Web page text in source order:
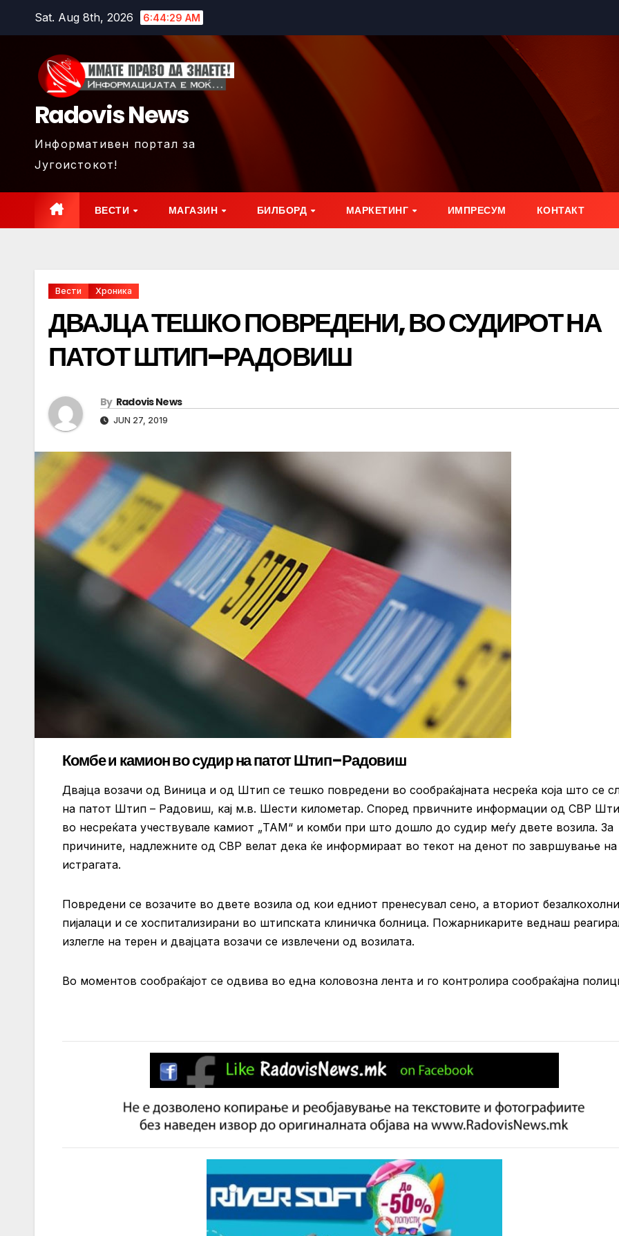
Sat. Aug 8th, 2026 6:44:31 AM
Radovis News
Информативен портал за
Југоистокот!
ВЕСТИ МАГАЗИН БИЛБОРД МАРКЕТИНГ ИМПРЕСУМ КОНТАКТ
Вести Хроника
ДВАЈЦА ТЕШКО ПОВРЕДЕНИ, ВО СУДИРОТ НА
ПАТОТ ШТИП–РАДОВИШ
By Radovis News
JUN 27, 2019
Комбе и камион во судир на патот Штип–Радовиш
Двајца возачи од Виница и од Штип се тешко повредени во сообраќајната несреќа која што се
на патот Штип – Радовиш, кај м.в. Шести километар. Според првичните информации од СВР
во несреќата учествувале камиот „ТАМ“ и комби при што дошло до судир меѓу двете возила. За
причините, надлежните од СВР велат дека ќе информираат во текот на денот по завршување на
истрагата.
Повредени се возачите во двете возила од кои едниот пренесувал сено, а вториот безалкохолни
пијалаци и се хоспитализирани во штипската клиничка болница. Пожарникарите веднаш
излегле на терен и двајцата возачи се извлечени од возилата.
Во моментов сообраќајот се одвива во една коловозна лента и го контролира сообраќајна